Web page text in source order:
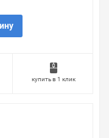
купить в 1 клик